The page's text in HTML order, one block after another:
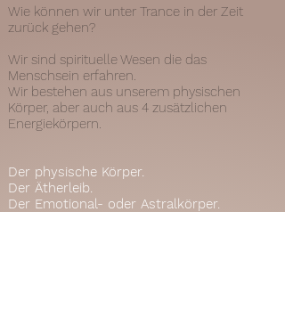
Wie können wir unter Trance in der Zeit
zurück gehen?
Wir sind spirituelle Wesen die das
Menschsein erfahren.
Wir bestehen aus unserem physischen
Körper, aber auch aus 4 zusätzlichen
Energiekörpern.
Der physische Körper.
Der Ätherleib.
Der Emotional- oder Astralkörper.